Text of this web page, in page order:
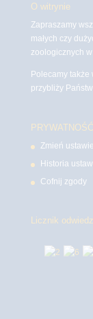
O witrynie
Zapraszamy
małych czy
zoologicznych
Polecamy także
przybliży
PRYWATNOŚĆ
Zmień
Historia
Cofnij zgody
Licznik